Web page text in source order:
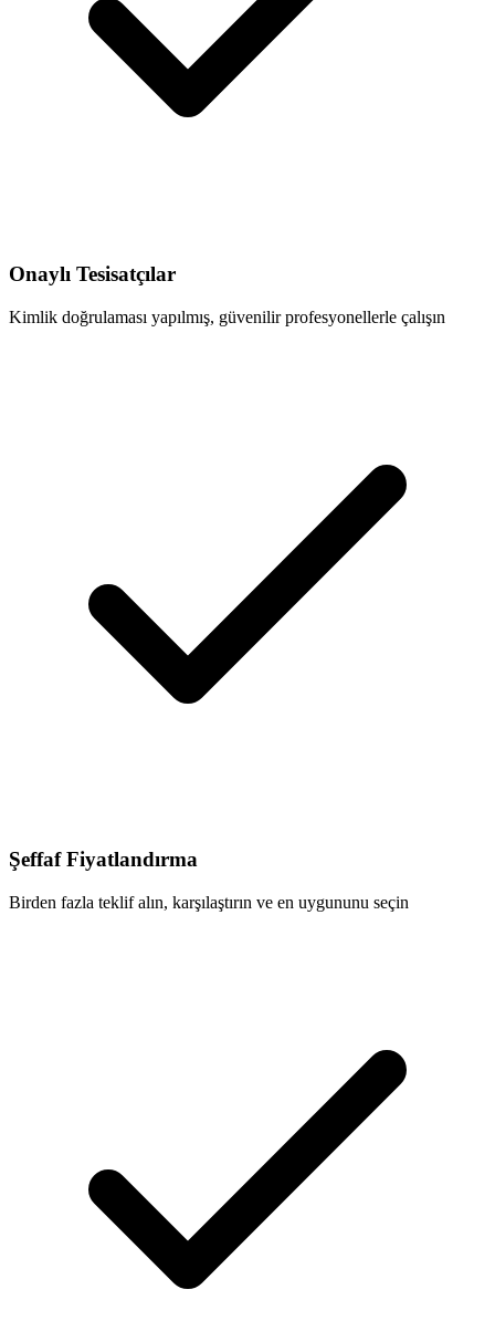
Onaylı Tesisatçılar
Kimlik doğrulaması yapılmış, güvenilir profesyonellerle çalışın
Şeffaf Fiyatlandırma
Birden fazla teklif alın, karşılaştırın ve en uygununu seçin